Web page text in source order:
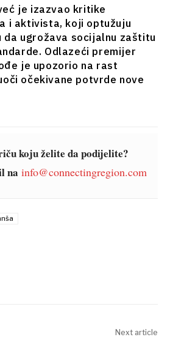
Subscribe
je izazvao kritike
i aktivista, koji optužuju
da ugrožava socijalnu zaštitu
Odlazeći premijer
je upozorio na rast
očekivane potvrde nove
koju želite da podijelite?
na info@connectingregion.com
Next article